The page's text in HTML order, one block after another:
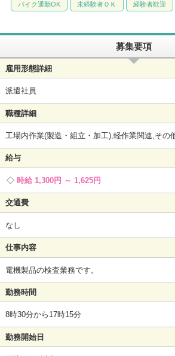
バイク通勤OK 未経験者ＯＫ 経験者歓迎
募集要項
雇用形態詳細
派遣社員
職種詳細
工場内作業(製造・組立・加工),軽作業関連,その
給与
時給 1,300円 ～ 1,625円
交通費
なし
仕事内容
電機製品の検査業務です。
勤務時間
8時30分から17時15分
勤務開始日